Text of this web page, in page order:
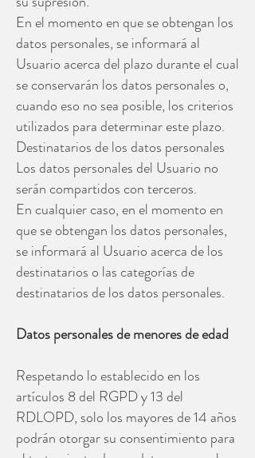
En el momento en que se obtengan los
datos personales, se informará al
Usuario acerca del plazo durante el cual
se conservarán los datos personales o,
cuando eso no sea posible, los criterios
utilizados para determinar este plazo.
Destinatarios de los datos personales
Los datos personales del Usuario no
serán compartidos con terceros.
En cualquier caso, en el momento en
que se obtengan los datos personales,
se informará al Usuario acerca de los
destinatarios o las categorías de
destinatarios de los datos personales.
Datos personales de menores de edad
Respetando lo establecido en los
artículos 8 del RGPD y 13 del
RDLOPD, solo los mayores de 14 años
podrán otorgar su consentimiento para